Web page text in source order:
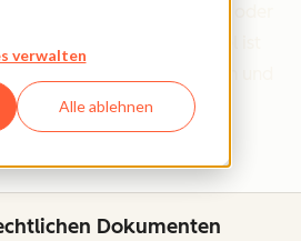
verwalten
Alle ablehnen
Kunde sind, Partner sind oder
zu machen.
Dokumenten